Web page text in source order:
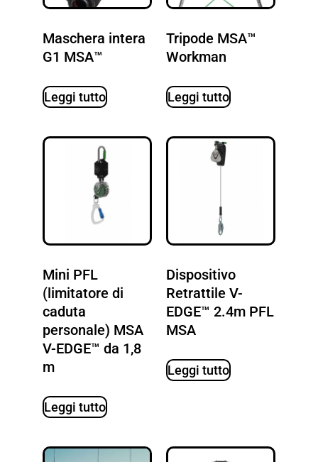
Maschera intera
G1 MSA™
Leggi tutto
Tripode MSA™
Workman
Leggi tutto
Mini PFL
(limitatore di
caduta
personale) MSA
V-EDGE™ da 1,8
m
Leggi tutto
Dispositivo
Retrattile V-
EDGE™ 2.4m PFL
MSA
Leggi tutto